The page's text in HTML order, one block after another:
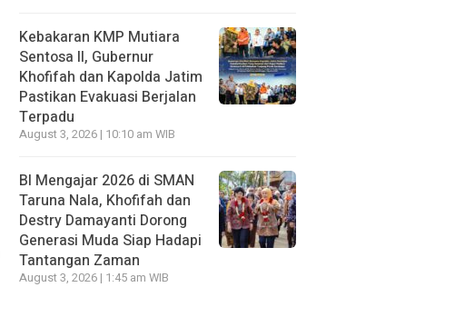
Kebakaran KMP Mutiara
Sentosa II, Gubernur
Khofifah dan Kapolda Jatim
Pastikan Evakuasi Berjalan
Terpadu
August 3, 2026 | 10:10 am WIB
BI Mengajar 2026 di SMAN
Taruna Nala, Khofifah dan
Destry Damayanti Dorong
Generasi Muda Siap Hadapi
Tantangan Zaman
August 3, 2026 | 1:45 am WIB